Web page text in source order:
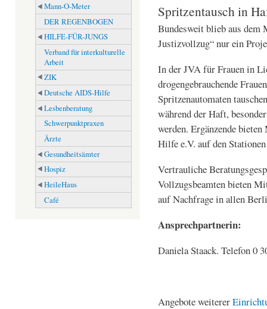
Mann-O-Meter
DER REGENBOGEN
HILFE-FÜR-JUNGS
Verband für interkulturelle
Arbeit
ZIK
Deutsche AIDS-Hilfe
Lesbenberatung
Schwerpunktpraxen
Ärzte
Gesundheitsämter
Hospiz
HeileHaus
Café
Spritzentausch in
Bundesweit blieb aus dem
Justizvollzug“ nur ein
In der JVA für Frauen in
drogengebrauchende
Spritzenautomaten
während der Haft,
werden. Ergänzende
Hilfe e.V. auf den
Vertrauliche
Vollzugsbeamten bieten
auf Nachfrage in allen
Ansprechpartnerin:
Daniela Staack. Telefon 0
Angebote weiterer